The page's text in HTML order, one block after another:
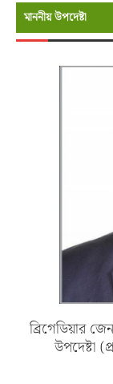
মাননীয় উপদেষ্টা
ব্রিগেডিয়ার
উপদেষ্টা